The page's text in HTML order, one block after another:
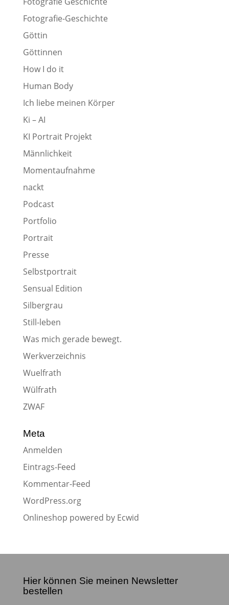
Fotografie-Geschichte
Göttin
Göttinnen
How I do it
Human Body
Ich liebe meinen Körper
Ki – AI
KI Portrait Projekt
Männlichkeit
Momentaufnahme
nackt
Podcast
Portfolio
Portrait
Presse
Selbstportrait
Sensual Edition
Silbergrau
Still-leben
Was mich gerade bewegt.
Werkverzeichnis
Wuelfrath
Wülfrath
ZWAF
Meta
Anmelden
Eintrags-Feed
Kommentar-Feed
WordPress.org
Onlineshop powered by Ecwid
Hier können Sie meinen Newsletter
bestellen